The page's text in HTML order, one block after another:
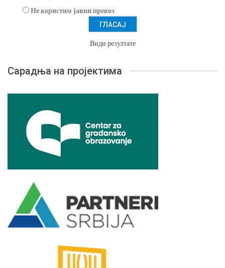
Не користим јавни превоз
Види резултате
Сарадња на пројектима